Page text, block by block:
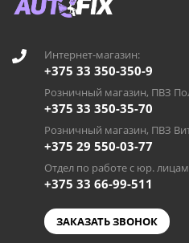
Интернет-магазин:
+375 33 350-350-9
Розничный магазин, ПВЗ
+375 33 350-35-70
Розничный магазин, ПВЗ
+375 29 550-03-77
Отдел по работе с юр.
+375 33 66-99-511
ЗАКАЗАТЬ ЗВОНОК